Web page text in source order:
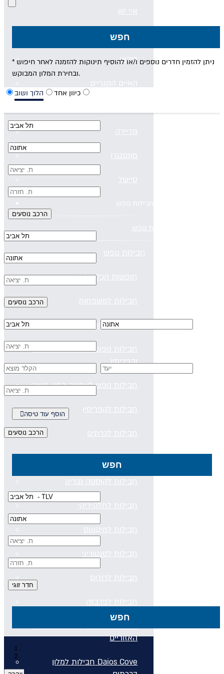
איי יוון
קפריסין
דובאי
האיים הקנריים
מדיירה
מונטנגרו
סיישל
חבילות נופש
חבילות נופש
חבילות נופש
חופשות הכל כלול
חבילות למשפחות
מלונות למבוגרים בלבד
חבילות נופש בחגי תשרי באיי יוון
וקפריסין
חבילות נופש לאתונה בחגי תשרי
חבילות לקפריסין
חבילות לכרתים
חבילות לקורפו
חבילות לקוסטה נברינו
חבילות לחלקידיקי
חבילות למיקונוס
חבילות לסנטוריני
חבילות לרודוס
חבילות לפרבזה
חבילות למדיירה, פורטוגל והאיים
האזוריים
חבילות למלון Daios Cove
חפש
* ניתן להזמין חדרים נוספים ו/או להוסיף תינוקות להזמנה לאחר חיפוש
ובחירת המלון המבוקש.
הלוך ושוב כיוון אחד
הוסף עוד טיסה
חפש
חפש